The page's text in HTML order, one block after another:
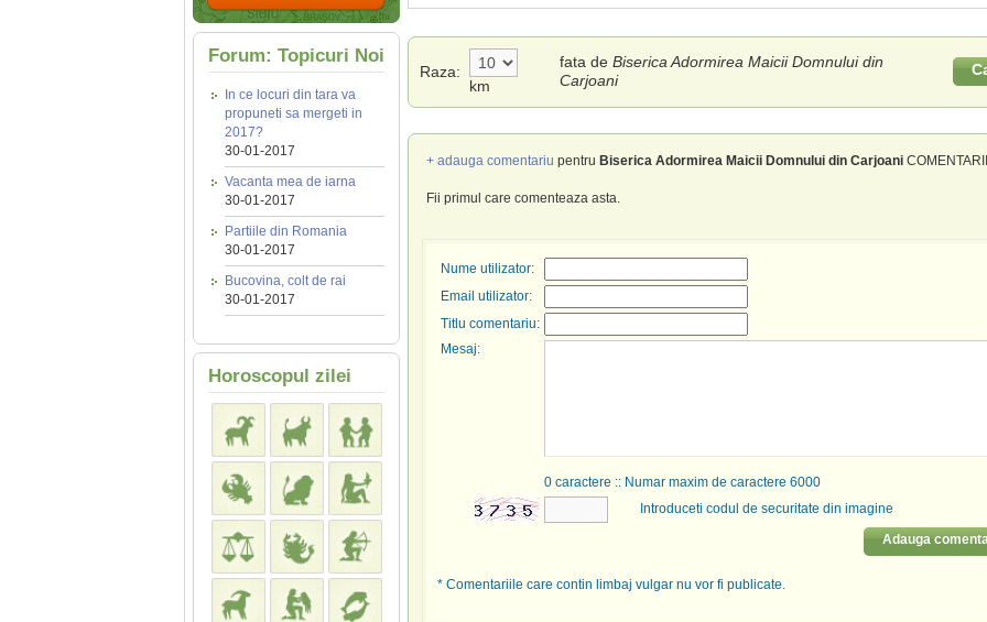
Forum: Topicuri Noi
In ce locuri din tara va
propuneti sa mergeti in
2017?
30-01-2017
Vacanta mea de iarna
30-01-2017
Partiile din Romania
30-01-2017
Bucovina, colt de rai
30-01-2017
Horoscopul zilei
Raza:
km
fata de Biserica Adormirea Maicii Domnului din
Carjoani
+ adauga comentariu pentru Biserica Adormirea Maicii Domnului din Carjoani
Fii primul care comenteaza asta.
Nume utilizator:
Email utilizator:
Titlu comentariu:
Mesaj:
0caractere :: Numar maxim de caractere 6000
Introduceti codul de securitate din imagine
Adauga
* Comentariile care contin limbaj vulgar nu vor fi publicate.